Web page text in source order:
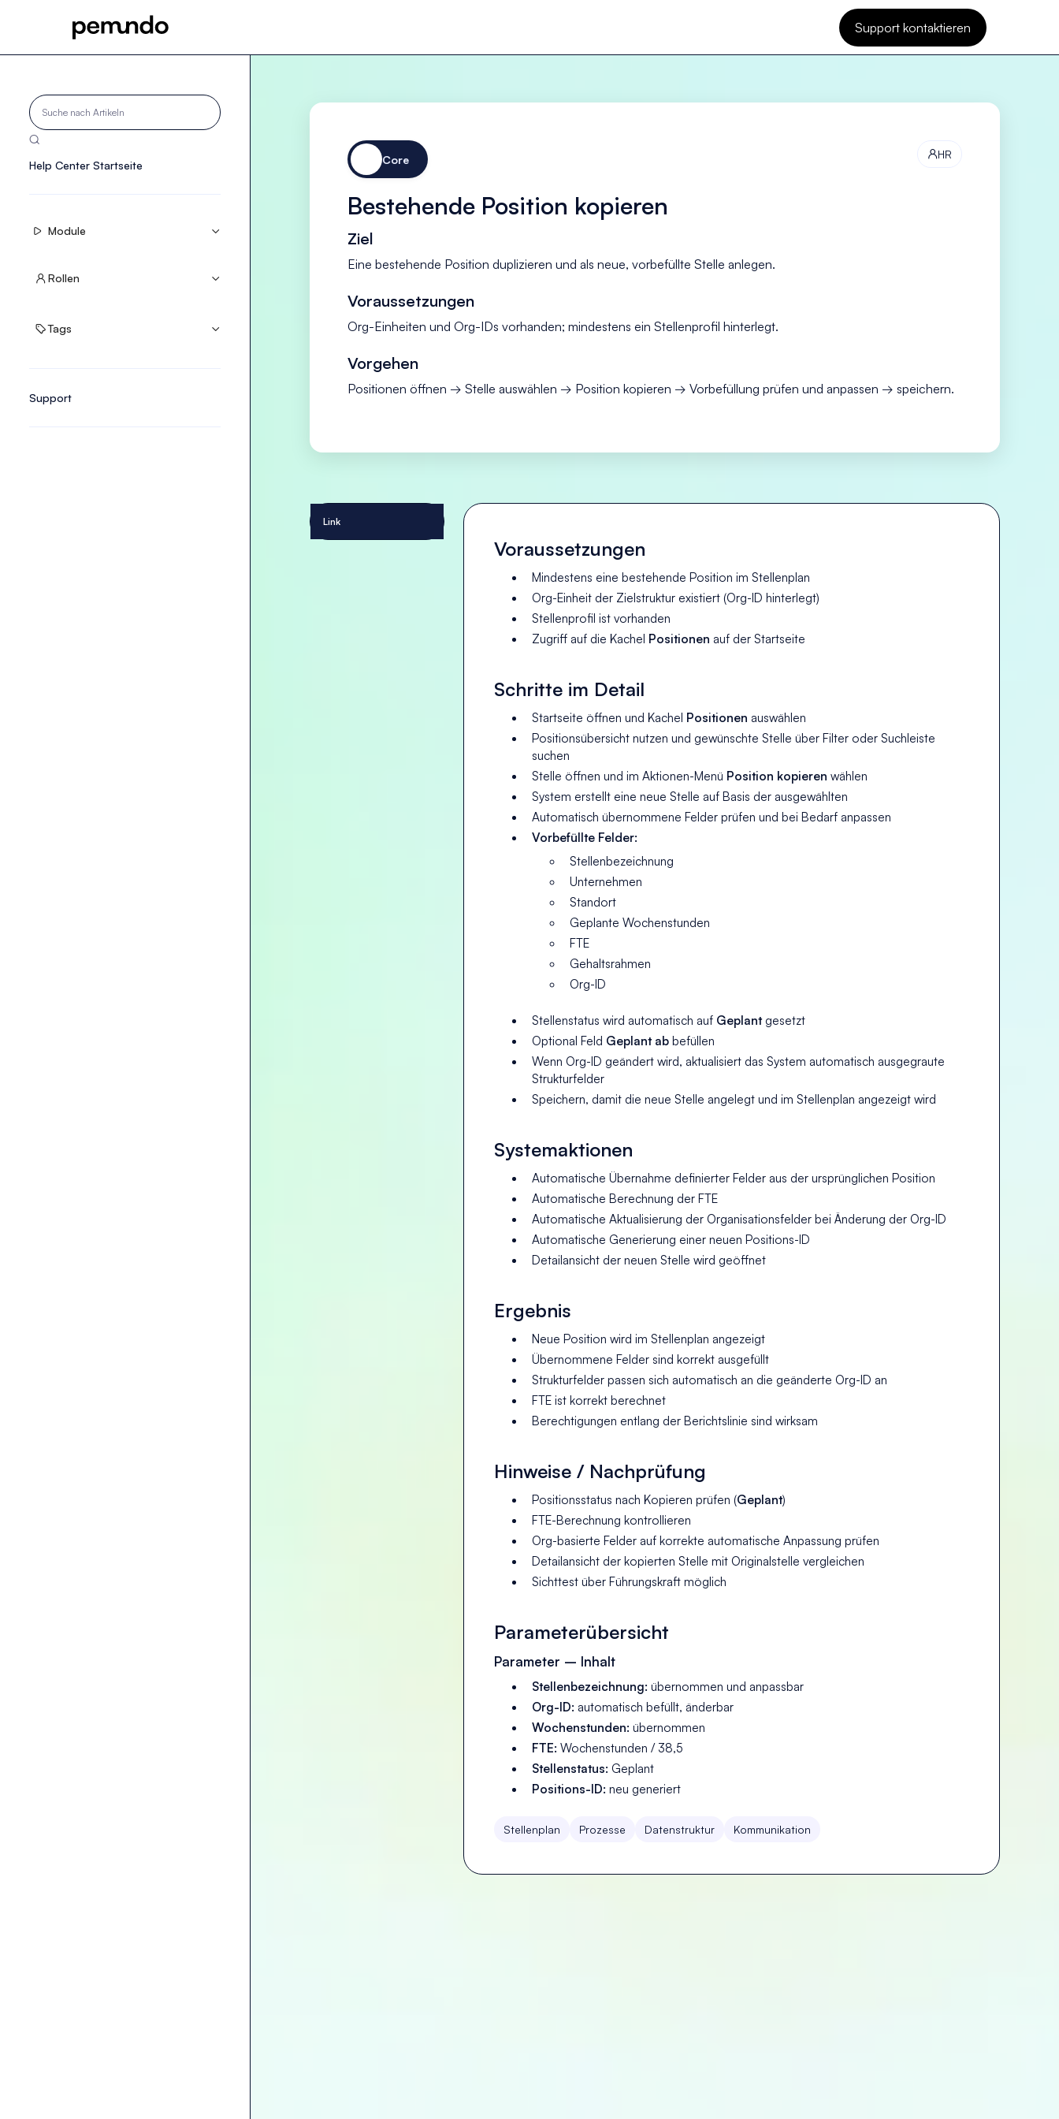
Support kontaktieren

Help Center Startseite
 Module 
 Rollen 
 Tags 
Support
Core HR
Bestehende Position kopieren
Ziel
Eine bestehende Position duplizieren und als neue, vorbefüllte Stelle anlegen.
Voraussetzungen
Org-Einheiten und Org-IDs vorhanden; mindestens ein Stellenprofil hinterlegt.
Vorgehen
Positionen öffnen → Stelle auswählen → Position kopieren → Vorbefüllung prüfen und anpassen → speichern.
Link
Voraussetzungen
Mindestens eine bestehende Position im Stellenplan
Org-Einheit der Zielstruktur existiert (Org-ID hinterlegt)
Stellenprofil ist vorhanden
Zugriff auf die Kachel Positionen auf der Startseite
Schritte im Detail
Startseite öffnen und Kachel Positionen auswählen
Positionsübersicht nutzen und gewünschte Stelle über Filter oder Suchleiste
suchen
Stelle öffnen und im Aktionen-Menü Position kopieren wählen
System erstellt eine neue Stelle auf Basis der ausgewählten
Automatisch übernommene Felder prüfen und bei Bedarf anpassen
Vorbefüllte Felder:
Stellenbezeichnung
Unternehmen
Standort
Geplante Wochenstunden
FTE
Gehaltsrahmen
Org-ID
Stellenstatus wird automatisch auf Geplantgesetzt
Optional Feld Geplant abbefüllen
Wenn Org-ID geändert wird, aktualisiert das System automatisch ausgegraute
Strukturfelder
Speichern, damit die neue Stelle angelegt und im Stellenplan angezeigt wird
Systemaktionen
Automatische Übernahme definierter Felder aus der ursprünglichen Position
Automatische Berechnung der FTE
Automatische Aktualisierung der Organisationsfelder bei Änderung der Org-ID
Automatische Generierung einer neuen Positions-ID
Detailansicht der neuen Stelle wird geöffnet
Ergebnis
Neue Position wird im Stellenplan angezeigt
Übernommene Felder sind korrekt ausgefüllt
Strukturfelder passen sich automatisch an die geänderte Org-ID an
FTE ist korrekt berechnet
Berechtigungen entlang der Berichtslinie sind wirksam
Hinweise / Nachprüfung
Positionsstatus nach Kopieren prüfen (Geplant)
FTE-Berechnung kontrollieren
Org-basierte Felder auf korrekte automatische Anpassung prüfen
Detailansicht der kopierten Stelle mit Originalstelle vergleichen
Sichttest über Führungskraft möglich
Parameterübersicht
Parameter – Inhalt
Stellenbezeichnung: übernommen und anpassbar
Org-ID: automatisch befüllt, änderbar
Wochenstunden: übernommen
FTE: Wochenstunden / 38,5
Stellenstatus: Geplant
Positions-ID: neu generiert
Stellenplan Prozesse Datenstruktur Kommunikation